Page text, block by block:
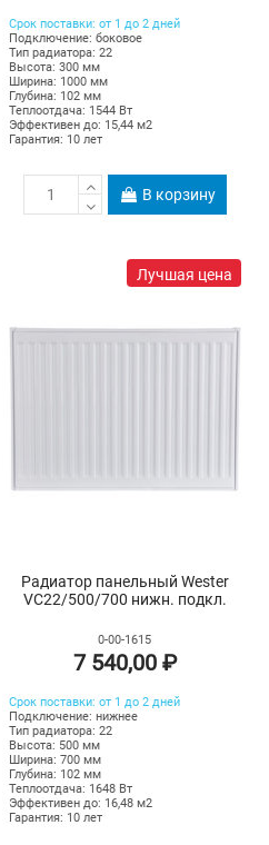
Срок поставки: от 1 до 2 дней
Подключение: боковое
Тип радиатора: 22
Высота: 300 мм
Ширина: 1000 мм
Глубина: 102 мм
Теплоотдача: 1544 Вт
Эффективен до: 15,44 м2
Гарантия: 10 лет
В корзину
Лучшая цена
Радиатор панельный Wester
VC22/500/700 нижн. подкл.
0-00-1615
7 540,00 ₽
Срок поставки: от 1 до 2 дней
Подключение: нижнее
Тип радиатора: 22
Высота: 500 мм
Ширина: 700 мм
Глубина: 102 мм
Теплоотдача: 1648 Вт
Эффективен до: 16,48 м2
Гарантия: 10 лет